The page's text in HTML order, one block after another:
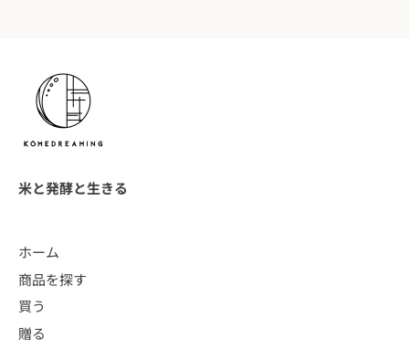
米と発酵と生きる
ホーム
商品を探す
買う
贈る